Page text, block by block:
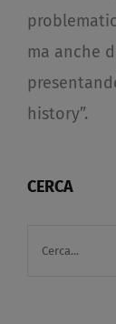
ma anche
history”.
CERCA